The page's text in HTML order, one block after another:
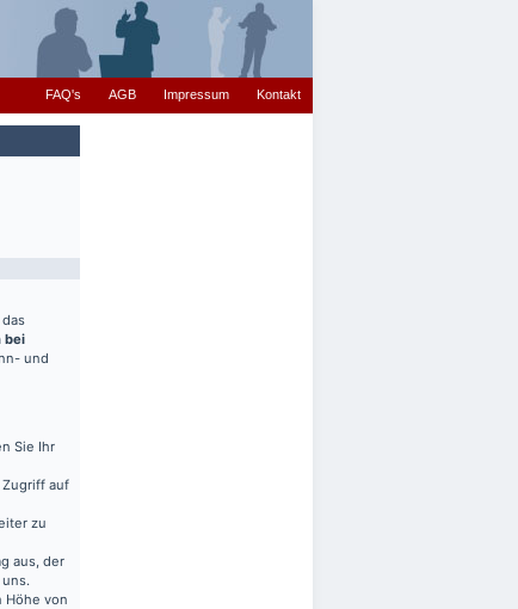
FAQ's AGB Impressum Kontakt
bei
und
Sie Ihr
Zugriff auf
zu
aus, der
Höhe von